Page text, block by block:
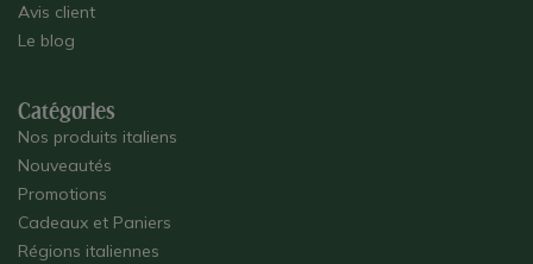
Avis client
Le blog
Catégories
Nos produits italiens
Nouveautés
Promotions
Cadeaux et Paniers
Régions italiennes